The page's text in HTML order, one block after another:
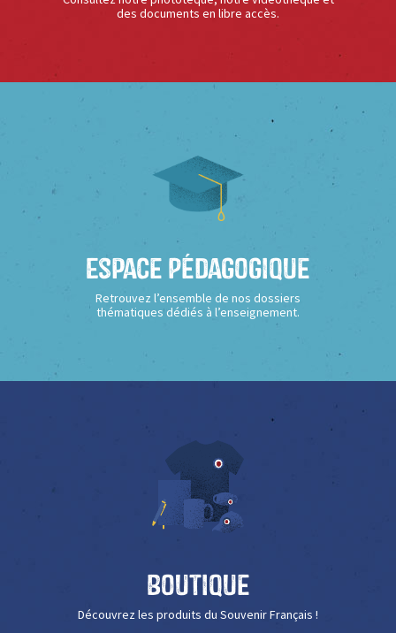
des documents en libre accès.
Espace Pédagogique
Retrouvez l’ensemble de nos dossiers
thématiques dédiés à l’enseignement.
Boutique
Découvrez les produits du Souvenir Français !